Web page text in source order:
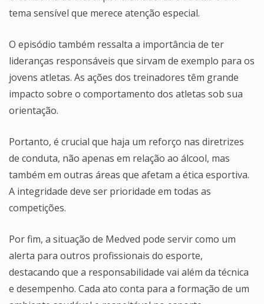
tema sensível que merece atenção especial.
O episódio também ressalta a importância de ter
lideranças responsáveis que sirvam de exemplo para os
jovens atletas. As ações dos treinadores têm grande
impacto sobre o comportamento dos atletas sob sua
orientação.
Portanto, é crucial que haja um reforço nas diretrizes
de conduta, não apenas em relação ao álcool, mas
também em outras áreas que afetam a ética esportiva.
A integridade deve ser prioridade em todas as
competições.
Por fim, a situação de Medved pode servir como um
alerta para outros profissionais do esporte,
destacando que a responsabilidade vai além da técnica
e desempenho. Cada ato conta para a formação de um